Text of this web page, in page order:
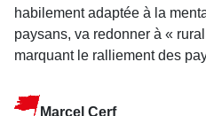
habilement adaptée à la
paysans, va redonner à «
marquant le ralliement des
Marcel Cerf